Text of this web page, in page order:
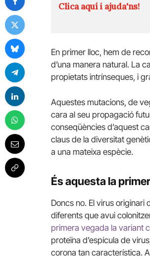
Clica aquí i ajuda'ns!
En primer lloc, hem de
d’una manera natural. La
propietats intrínseques, i
Aquestes mutacions, de
cara al seu propagació
conseqüències d’aquest
claus de la diversitat
a una mateixa espècie.
És aquesta la
Doncs no. El virus
diferents que avui
primera vegada la variant
proteïna d’espícula de
corona tan característica.